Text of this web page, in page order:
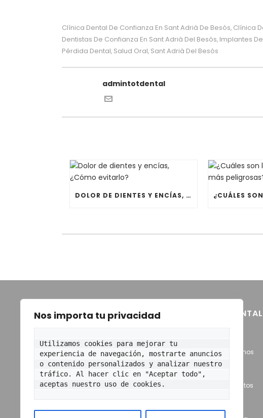
Nos importa tu privacidad
Utilizamos cookies para mejorar tu
experiencia de navegación, mostrarte anuncios
o contenido personalizados y analizar nuestro
tráfico. Al hacer clic en "Aceptar todo",
aceptas nuestro uso de cookies.
Clínica Dental De Confianza En Sant Adrià De Besòs, Clínica
Dentistas De Confianza En Sant Adrià Del Besòs, Implantes
Pérdida Dental, Salud Oral, Sant Adrià Del Besòs
admintotdental
DOLOR DE DIENTES Y ENCÍAS, ¿CÓMO EVITARLO?
TOT DENTAL
Conócenos
Equipo
Tratamientos